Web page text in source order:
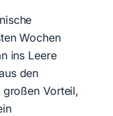
Wochen
ins Leere
den
großen Vorteil,